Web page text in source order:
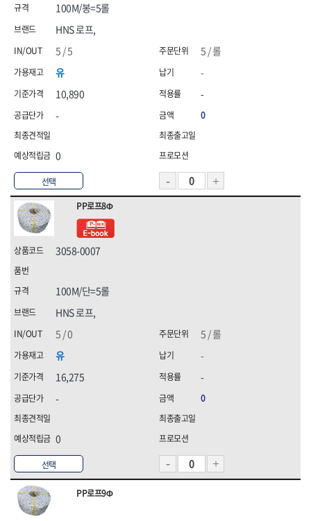
선택
HNS 로프,
5 / 롤
유
10,890
-
0
100M/봉=5롤
5 / 5
-
-
0
선택
PP로프8Φ
3058-0007
HNS 로프,
5 / 롤
유
16,275
-
0
100M/단=5롤
5 / 0
-
-
0
PP로프9Φ